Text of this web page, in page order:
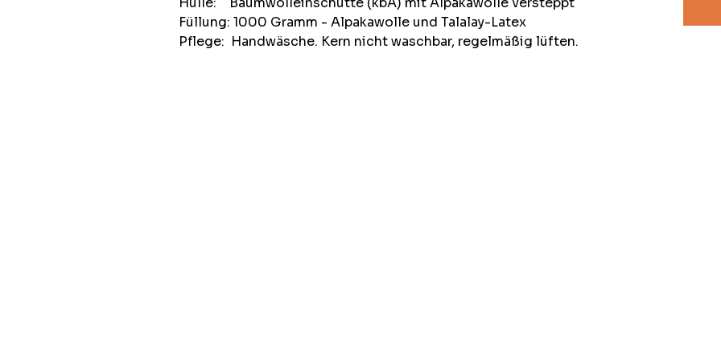
Füllung: 1000 Gramm - Alpakawolle und Talalay-Latex
Pflege: Handwäsche. Kern nicht waschbar, regelmäßig lüften.